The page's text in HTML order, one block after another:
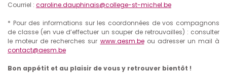
Courriel : caroline.dauphinais@college-st-michel.be
* Pour des informations sur les coordonnées de vos compagnons
de classe (en vue d’effectuer un souper de retrouvailles) : consulter
le moteur de recherches sur www.aesm.beou adresser un mail à
contact@aesm.be
Bon appétit et au plaisir de vous y retrouver bientôt !